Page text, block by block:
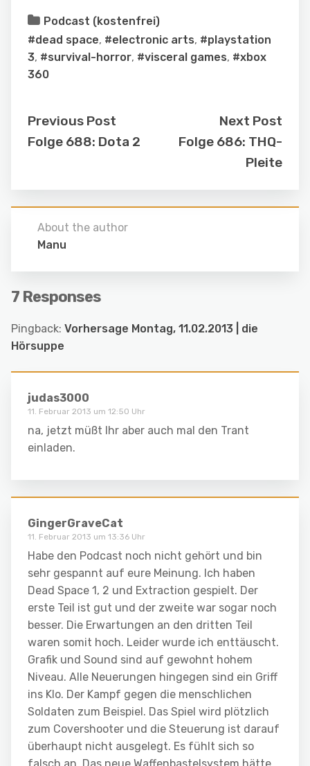
Podcast (kostenfrei)
#dead space, #electronic arts, #playstation
3, #survival-horror, #visceral games, #xbox
360
Previous Post
Folge 688: Dota 2
Next Post
Folge 686: THQ-
Pleite
About the author
Manu
7 Responses
Pingback: Vorhersage Montag, 11.02.2013 | die
Hörsuppe
judas3000
11. Februar 2013 um 12:50 Uhr
na, jetzt müßt Ihr aber auch mal den Trant
einladen.
GingerGraveCat
11. Februar 2013 um 13:36 Uhr
Habe den Podcast noch nicht gehört und bin
sehr gespannt auf eure Meinung. Ich haben
Dead Space 1, 2 und Extraction gespielt. Der
erste Teil ist gut und der zweite war sogar noch
besser. Die Erwartungen an den dritten Teil
waren somit hoch. Leider wurde ich enttäuscht.
Grafik und Sound sind auf gewohnt hohem
Niveau. Alle Neuerungen hingegen sind ein Griff
ins Klo. Der Kampf gegen die menschlichen
Soldaten zum Beispiel. Das Spiel wird plötzlich
zum Covershooter und die Steuerung ist darauf
überhaupt nicht ausgelegt. Es fühlt sich so